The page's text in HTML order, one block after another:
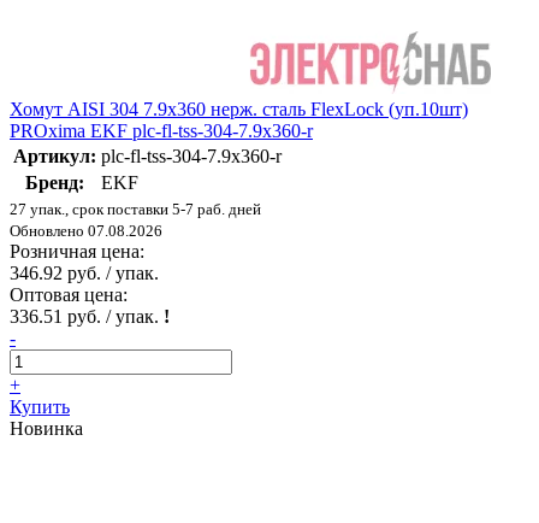
Хомут AISI 304 7.9х360 нерж. сталь FlexLock (уп.10шт)
PROxima EKF plc-fl-tss-304-7.9x360-r
Артикул: plc-fl-tss-304-7.9x360-r
Бренд:
EKF
27 упак., срок поставки 5-7 раб. дней
Обновлено 07.08.2026
Розничная цена:
346.92 руб. / упак.
Оптовая цена:
336.51 руб. / упак. !
-
+
Купить
Новинка